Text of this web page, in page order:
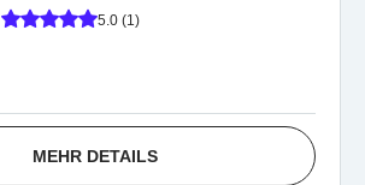
5.0 (1)
MEHR DETAILS